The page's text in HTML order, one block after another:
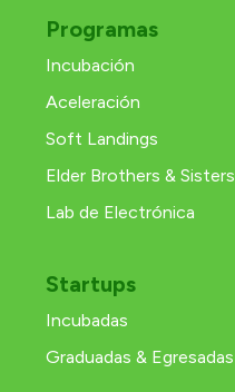
Programas
Incubación
Aceleración
Soft Landings
Elder Brothers & Sisters
Lab de Electrónica
Startups
Incubadas
Graduadas & Egresadas